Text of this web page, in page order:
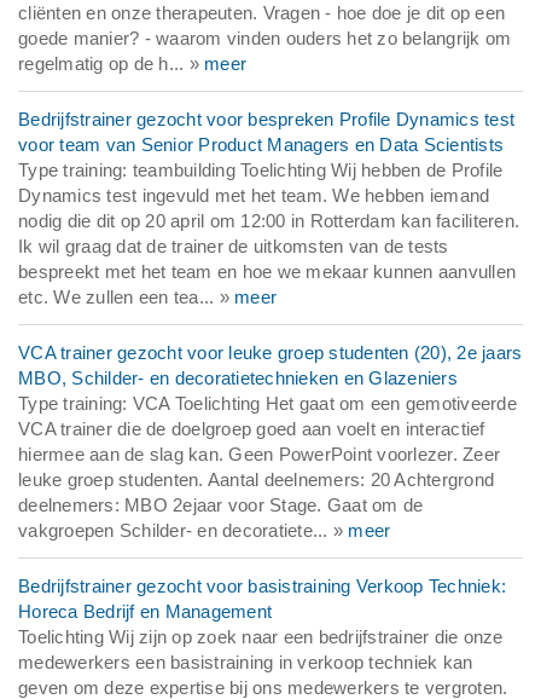
cliënten en onze therapeuten. Vragen - hoe doe je dit op een
goede manier? - waarom vinden ouders het zo belangrijk om
regelmatig op de h... » meer
Bedrijfstrainer gezocht voor bespreken Profile Dynamics test
voor team van Senior Product Managers en Data Scientists
Type training: teambuilding Toelichting Wij hebben de Profile
Dynamics test ingevuld met het team. We hebben iemand
nodig die dit op 20 april om 12:00 in Rotterdam kan faciliteren.
Ik wil graag dat de trainer de uitkomsten van de tests
bespreekt met het team en hoe we mekaar kunnen aanvullen
etc. We zullen een tea... » meer
VCA trainer gezocht voor leuke groep studenten (20), 2e jaars
MBO, Schilder- en decoratietechnieken en Glazeniers
Type training: VCA Toelichting Het gaat om een gemotiveerde
VCA trainer die de doelgroep goed aan voelt en interactief
hiermee aan de slag kan. Geen PowerPoint voorlezer. Zeer
leuke groep studenten. Aantal deelnemers: 20 Achtergrond
deelnemers: MBO 2ejaar voor Stage. Gaat om de
vakgroepen Schilder- en decoratiete... » meer
Bedrijfstrainer gezocht voor basistraining Verkoop Techniek:
Horeca Bedrijf en Management
Toelichting Wij zijn op zoek naar een bedrijfstrainer die onze
medewerkers een basistraining in verkoop techniek kan
geven om deze expertise bij ons medewerkers te vergroten.